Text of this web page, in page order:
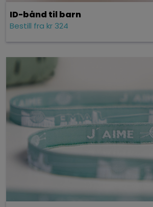
ID-bånd til barn
Bestill fra kr 324